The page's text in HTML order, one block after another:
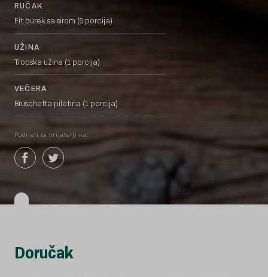
RUČAK
Fit burek sa sirom (5 porcija)
UŽINA
Tropska užina (1 porcija)
VEČERA
Bruschetta piletina (1 porcija)
Podijeli sa prijateljima:
Doručak